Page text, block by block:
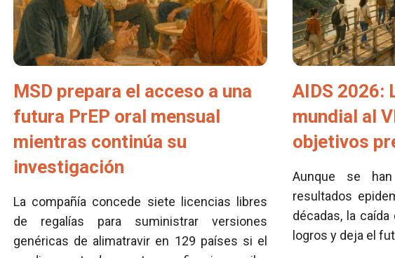
MSD prepara el acceso a una
futura PrEP oral mensual
mientras continúa su
investigación
La compañía concede siete licencias libres
de regalías para suministrar versiones
genéricas de alimatravir en 129 países si el
AIDS 2026:
mundial al
objetivos
Aunque se
resultados
décadas, la
logros y deja el